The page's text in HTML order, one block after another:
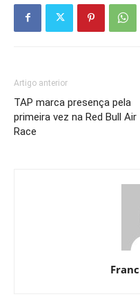
Artigo anterior
TAP marca presença pela
primeira vez na Red Bull Air
Race